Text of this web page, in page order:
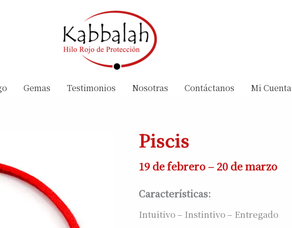
Gemas Testimonios Nosotras Contáctanos Mi Cuenta
Piscis
19 de febrero – 20 de marzo
Características:
Intuitivo – Instintivo – Entregado